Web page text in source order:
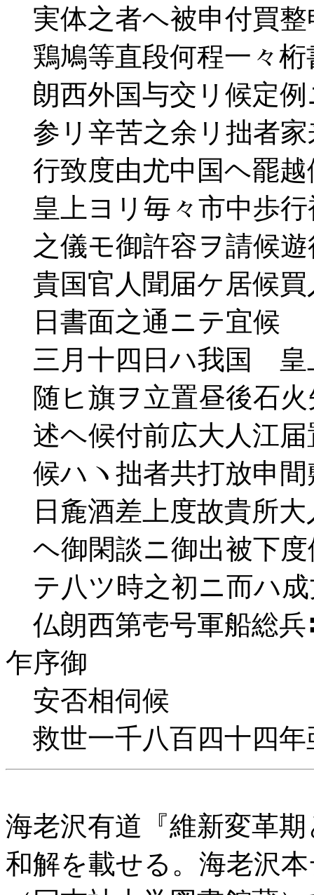
実体之者ヘ被申付買整
鶏鳩等直段何程一々桁
朗西外国与交リ候定例
参リ辛苦之余リ拙者家
行致度由尤中国ヘ罷越
皇上ヨリ毎々市中歩行
之儀モ御許容ヲ請候遊
貴国官人聞届ケ居候買
日書面之通ニテ宜候
三月十四日ハ我国 皇
随ヒ旗ヲ立置昼後石火
述ヘ候付前広大人江届
候ハヽ拙者共打放申間
日麁酒差上度故貴所大
ヘ御閑談ニ御出被下
テ八ツ時之初ニ而ハ
仏朗西第壱号軍船総兵
乍序御
安否相伺候
救世一千八百四十四年
海老沢有道『維新変革
和解を載せる。海老沢